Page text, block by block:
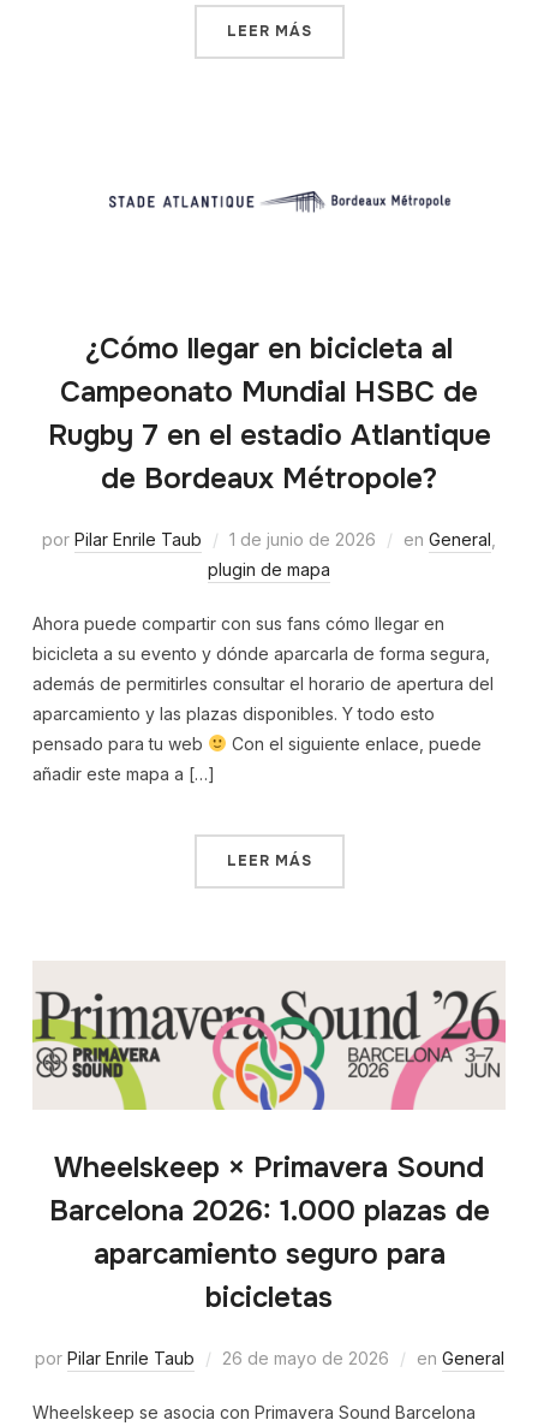
LEER MÁS
¿Cómo llegar en bicicleta al
Campeonato Mundial HSBC de
Rugby 7 en el estadio Atlantique
de Bordeaux Métropole?
por Pilar Enrile Taub 1 de junio de 2026 en General
plugin de mapa
Ahora puede compartir con sus fans cómo llegar en
bicicleta a su evento y dónde aparcarla de forma segura,
además de permitirles consultar el horario de apertura del
aparcamiento y las plazas disponibles. Y todo esto
pensado para tu web
Con el siguiente enlace, puede
añadir este mapa a […]
LEER MÁS
Wheelskeep × Primavera Sound
Barcelona 2026: 1.000 plazas de
aparcamiento seguro para
bicicletas
por Pilar Enrile Taub 26 de mayo de 2026 en General
Wheelskeep se asocia con Primavera Sound Barcelona